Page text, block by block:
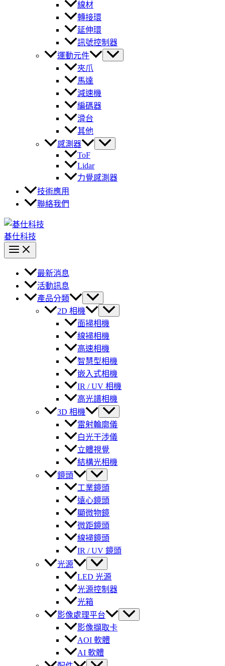
線材
轉接環
延伸環
訊號控制器
運動元件
夾爪
馬達
減速機
編碼器
滑台
其他
感測器
ToF
Lidar
力覺感測器
技術應用
聯絡我們
碁仕科技
最新消息
活動訊息
產品分類
2D 相機
面掃相機
線掃相機
高速相機
智慧型相機
嵌入式相機
IR / UV 相機
高光譜相機
3D 相機
雷射輪廓儀
白光干涉儀
立體視覺
結構光相機
鏡頭
工業鏡頭
遠心鏡頭
顯微物鏡
微距鏡頭
線掃鏡頭
IR / UV 鏡頭
光源
LED 光源
光源控制器
光箱
影像處理平台
影像擷取卡
AOI 軟體
AI 軟體